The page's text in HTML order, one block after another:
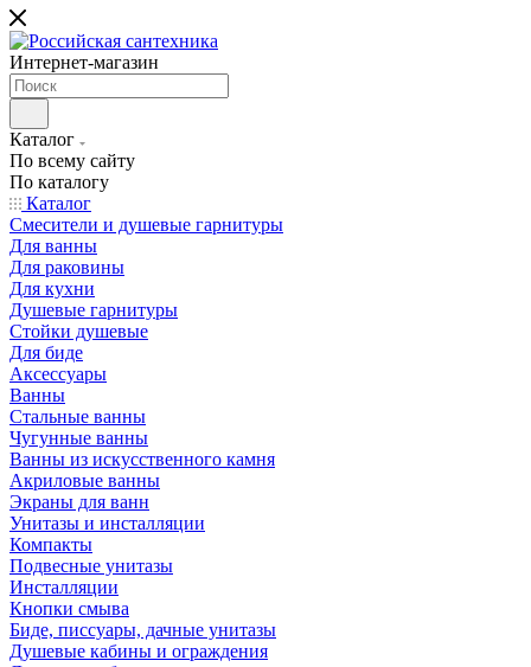
Интернет-магазин
Каталог
По всему сайту
По каталогу
Каталог
Смесители и душевые гарнитуры
Для ванны
Для раковины
Для кухни
Душевые гарнитуры
Стойки душевые
Для биде
Аксессуары
Ванны
Стальные ванны
Чугунные ванны
Ванны из искусственного камня
Акриловые ванны
Экраны для ванн
Унитазы и инсталляции
Компакты
Подвесные унитазы
Инсталляции
Кнопки смыва
Биде, писсуары, дачные унитазы
Душевые кабины и ограждения